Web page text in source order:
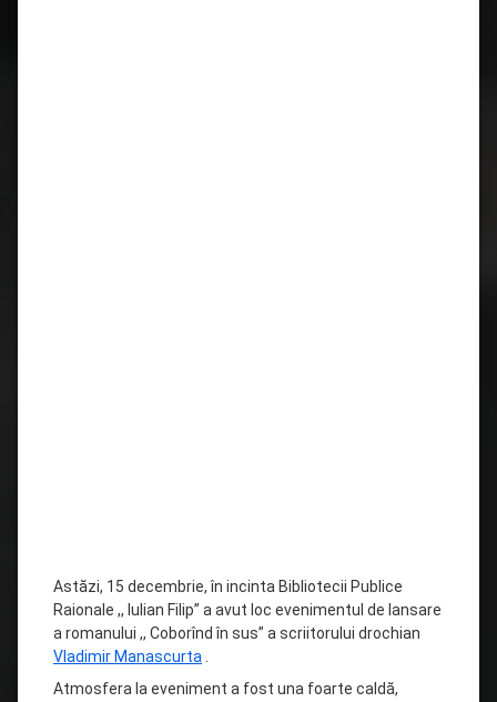
Astăzi, 15 decembrie, în incinta Bibliotecii Publice
Raionale ,, Iulian Filip” a avut loc evenimentul de lansare
a romanului ,, Coborînd în sus” a scriitorului drochian
Vladimir Manascurta .
Atmosfera la eveniment a fost una foarte caldă,